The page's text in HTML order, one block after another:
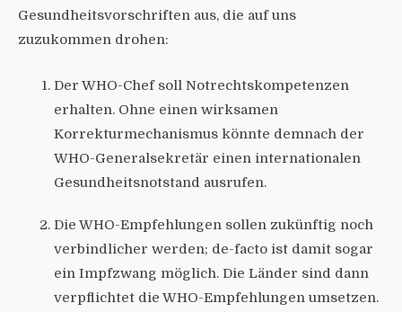
Gesundheitsvorschriften aus, die auf uns
zuzukommen drohen:
Der WHO-Chef soll Notrechtskompetenzen
erhalten. Ohne einen wirksamen
Korrekturmechanismus könnte demnach der
WHO-Generalsekretär einen internationalen
Gesundheitsnotstand ausrufen.
Die WHO-Empfehlungen sollen zukünftig noch
verbindlicher werden; de-facto ist damit sogar
ein Impfzwang möglich. Die Länder sind dann
verpflichtet die WHO-Empfehlungen umsetzen.